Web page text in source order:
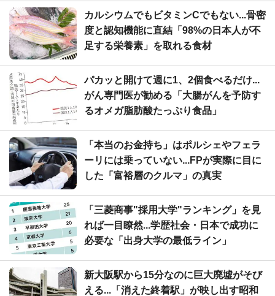
カルシウムでもビタミンCでもない...骨密
度と認知機能に直結「98%の日本人が不
足する栄養素」を取れる食材
パカッと開けて週に1、2個食べるだけ...
がん専門医が勧める「大腸がんを予防す
るオメガ脂肪酸たっぷり食品」
「本当のお金持ち」はポルシェやフェラ
ーリには乗っていない...FPが実際に目に
した「富裕層のクルマ」の真実
「三菱商事"採用大学"ランキング」を見
れば一目瞭然...学歴社会・日本で成功に
必要な「出身大学の最低ライン」
新大阪駅から15分なのに巨大廃墟がそび
える...「消えた終着駅」が映し出す昭和